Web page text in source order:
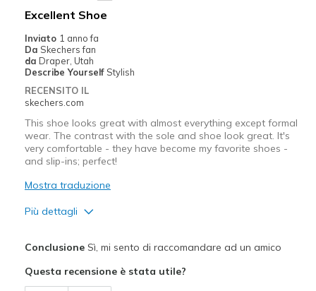
Width
Sizing
Feels true to size
View On Shoes
Excellent Shoe
Inviato 1 anno fa
Da Skechers fan
da Draper, Utah
Describe Yourself Stylish
RECENSITO IL
skechers.com
This shoe looks great with almost everything except formal
wear. The contrast with the sole and shoe look great. It's
very comfortable - they have become my favorite shoes -
and slip-ins; perfect!
Mostra traduzione
Più dettagli
Breathe Well
ConclusioneSì, mi sento di raccomandare ad un amico
Questa recensione è stata utile?